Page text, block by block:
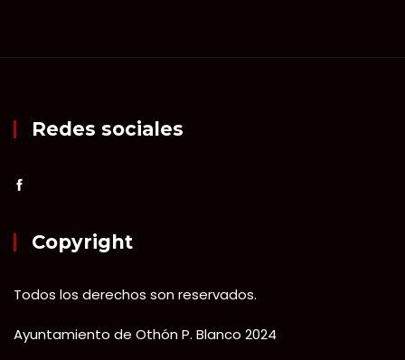
Redes sociales
Copyright
Todos los derechos son reservados.
Ayuntamiento de Othón P. Blanco 2024